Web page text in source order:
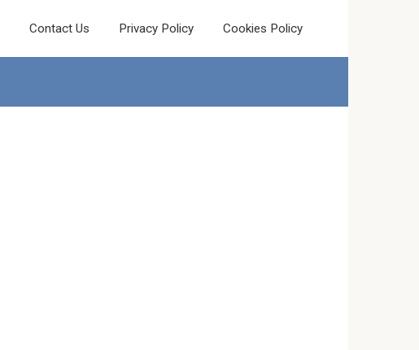
Contact Us Privacy Policy Cookies Policy